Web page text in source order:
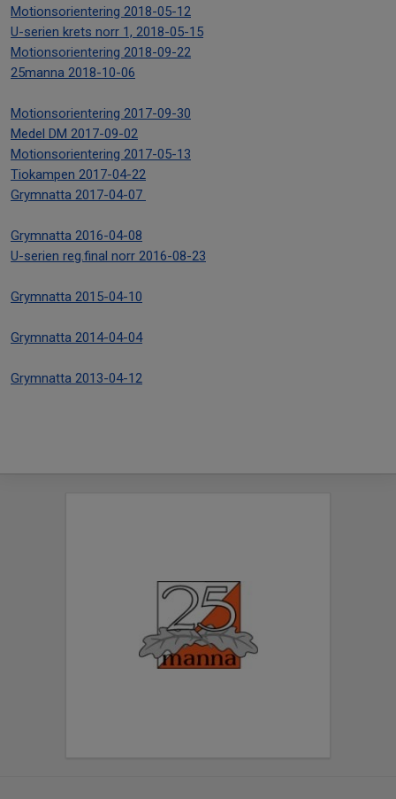
Motionsorientering 2018-05-12
U-serien krets norr 1, 2018-05-15
Motionsorientering 2018-09-22
25manna 2018-10-06
Motionsorientering 2017-09-30
Medel DM 2017-09-02
Motionsorientering 2017-05-13
Tiokampen 2017-04-22
Grymnatta 2017-04-07
Grymnatta 2016-04-08
U-serien reg.final norr 2016-08-23
Grymnatta 2015-04-10
Grymnatta 2014-04-04
Grymnatta 2013-04-12